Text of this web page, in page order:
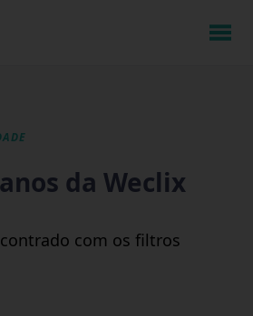
da Weclix
com os filtros